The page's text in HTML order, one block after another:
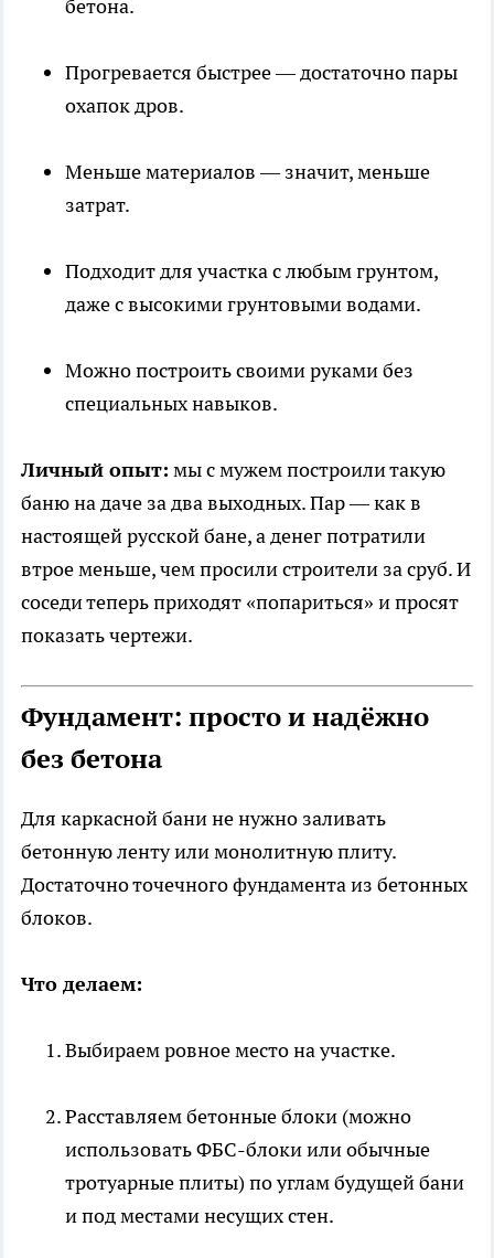
бетона.
Прогревается быстрее — достаточно пары
охапок дров.
Меньше материалов — значит, меньше
затрат.
Подходит для участка с любым грунтом,
даже с высокими грунтовыми водами.
Можно построить своими руками без
специальных навыков.
Личный опыт: мы с мужем построили такую
баню на даче за два выходных. Пар — как в
настоящей русской бане, а денег потратили
втрое меньше, чем просили строители за сруб. И
соседи теперь приходят «попариться» и просят
показать чертежи.
Фундамент: просто и надёжно
без бетона
Для каркасной бани не нужно заливать
бетонную ленту или монолитную плиту.
Достаточно точечного фундамента из бетонных
блоков.
Что делаем:
Выбираем ровное место на участке.
Расставляем бетонные блоки (можно
использовать ФБС-блоки или обычные
тротуарные плиты) по углам будущей бани
и под местами несущих стен.